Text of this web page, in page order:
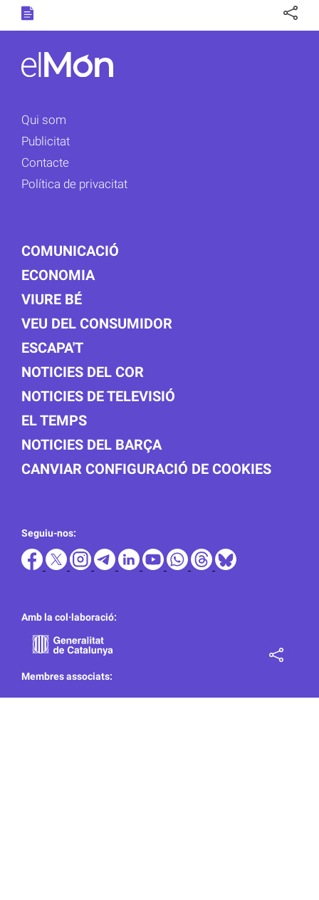
Qui som
Publicitat
Contacte
Política de privacitat
COMUNICACIÓ
ECONOMIA
VIURE BÉ
VEU DEL CONSUMIDOR
ESCAPA'T
NOTICIES DEL COR
NOTICIES DE TELEVISIÓ
EL TEMPS
NOTICIES DEL BARÇA
CANVIAR CONFIGURACIÓ DE COOKIES
Seguiu-nos:
Amb la col·laboració:
Membres associats: